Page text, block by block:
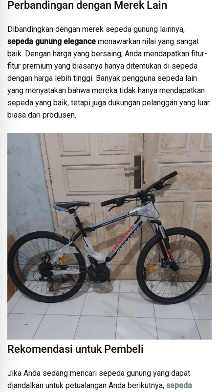
Perbandingan dengan Merek Lain
Dibandingkan dengan merek sepeda gunung lainnya,
sepeda gunung elegance menawarkan nilai yang sangat
baik. Dengan harga yang bersaing, Anda mendapatkan fitur-
fitur premium yang biasanya hanya ditemukan di sepeda
dengan harga lebih tinggi. Banyak pengguna sepeda lain
yang menyatakan bahwa mereka tidak hanya mendapatkan
sepeda yang baik, tetapi juga dukungan pelanggan yang luar
biasa dari produsen.
Rekomendasi untuk Pembeli
Jika Anda sedang mencari sepeda gunung yang dapat
diandalkan untuk petualangan Anda berikutnya, sepeda